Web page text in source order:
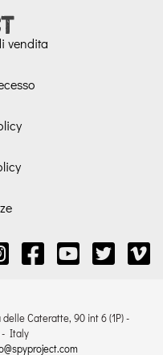
vendita
Cateratte, 90 int 6 (1P) -
- Italy